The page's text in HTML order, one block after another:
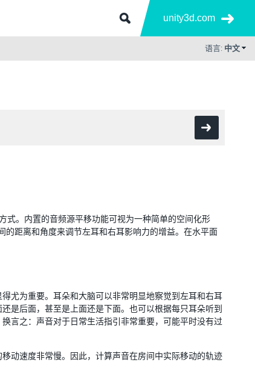
unity3d.com
语言: 中文
式。内置的音频源平移功能可视为一种简单的空间化形
距离和角度来调节左耳和右耳影响力的增益。在水平面
尤为重要。耳朵和大脑可以非常明显地察觉到左耳和右耳
是后面，甚至是上面还是下面。也可以根据每只耳朵听到
言之：声音对于日常生活指引非常重要，可能平时没有过
动速度非常慢。因此，计算声音在房间中实际移动的轨迹